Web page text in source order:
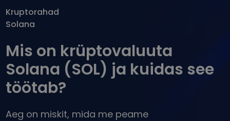
Leia investeerimisvõimalusi
Hiljuti lisatud
Kui oleksin ostnud 100 € väärtuses…
...täna oleks selle väärtus
Osta ja müü krüptot
Osta 300+ krüptovaluutat
Vaheta krüptot
Üle 1000 paari valikuvõimaluse
Intelligentsed portfellid
Nutikas viis krüptosse investeerimiseks
Turvaline ja lihtne krüptorahakott
Kruptorahad
Solana
Mis on krüptovaluuta
Solana (SOL) ja kuidas see
töötab?
Aeg on miskit, mida me peame